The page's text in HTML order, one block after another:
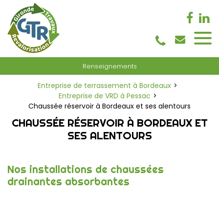
Renseignements
Entreprise de terrassement à Bordeaux
Entreprise de VRD à Pessac
Chaussée réservoir à Bordeaux et ses alentours
CHAUSSÉE RÉSERVOIR À BORDEAUX ET
SES ALENTOURS
Nos installations de chaussées
drainantes absorbantes
Panneau de gestion des cookies